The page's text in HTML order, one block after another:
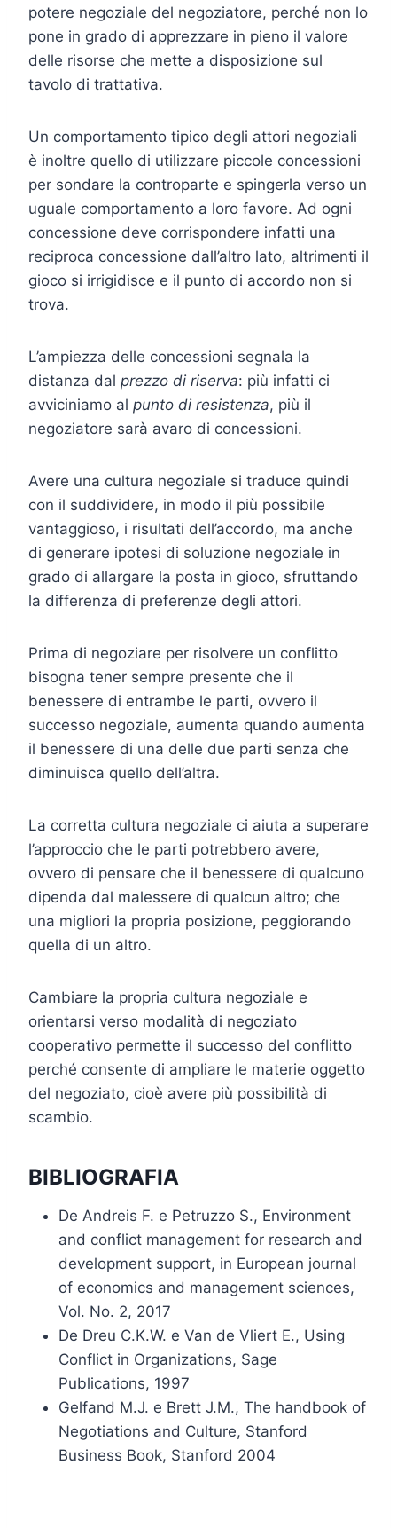
potere negoziale del negoziatore, perché non lo
pone in grado di apprezzare in pieno il valore
delle risorse che mette a disposizione sul
tavolo di trattativa.
Un comportamento tipico degli attori negoziali
è inoltre quello di utilizzare piccole concessioni
per sondare la controparte e spingerla verso un
uguale comportamento a loro favore. Ad ogni
concessione deve corrispondere infatti una
reciproca concessione dall’altro lato, altrimenti il
gioco si irrigidisce e il punto di accordo non si
trova.
L’ampiezza delle concessioni segnala la
distanza dal prezzo di riserva: più infatti ci
avviciniamo al punto di resistenza, più il
negoziatore sarà avaro di concessioni.
Avere una cultura negoziale si traduce quindi
con il suddividere, in modo il più possibile
vantaggioso, i risultati dell’accordo, ma anche
di generare ipotesi di soluzione negoziale in
grado di allargare la posta in gioco, sfruttando
la differenza di preferenze degli attori.
Prima di negoziare per risolvere un conflitto
bisogna tener sempre presente che il
benessere di entrambe le parti, ovvero il
successo negoziale, aumenta quando aumenta
il benessere di una delle due parti senza che
diminuisca quello dell’altra.
La corretta cultura negoziale ci aiuta a superare
l’approccio che le parti potrebbero avere,
ovvero di pensare che il benessere di qualcuno
dipenda dal malessere di qualcun altro; che
una migliori la propria posizione, peggiorando
quella di un altro.
Cambiare la propria cultura negoziale e
orientarsi verso modalità di negoziato
cooperativo permette il successo del conflitto
perché consente di ampliare le materie oggetto
del negoziato, cioè avere più possibilità di
scambio.
BIBLIOGRAFIA
De Andreis F. e Petruzzo S., Environment
and conflict management for research and
development support, in European journal
of economics and management sciences,
Vol. No. 2, 2017
De Dreu C.K.W. e Van de Vliert E., Using
Conflict in Organizations, Sage
Publications, 1997
Gelfand M.J. e Brett J.M., The handbook of
Negotiations and Culture, Stanford
Business Book, Stanford 2004